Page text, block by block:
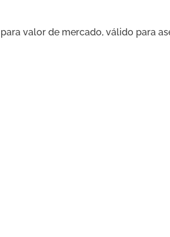
valor de mercado, válido para